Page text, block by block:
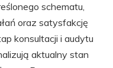
schematu,
oraz satysfakcję
konsultacji i audytu
aktualny stan